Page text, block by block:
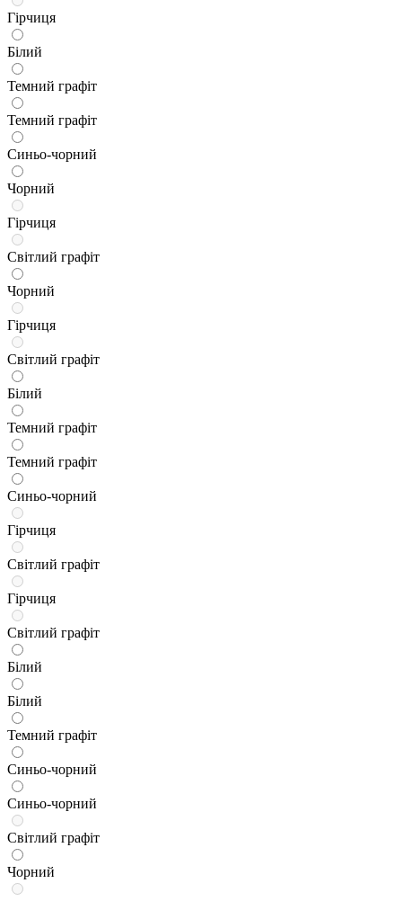
Гірчиця
Білий
Темний графіт
Темний графіт
Синьо-чорний
Чорний
Гірчиця
Світлий графіт
Чорний
Гірчиця
Світлий графіт
Білий
Темний графіт
Темний графіт
Синьо-чорний
Гірчиця
Світлий графіт
Гірчиця
Світлий графіт
Білий
Білий
Темний графіт
Синьо-чорний
Синьо-чорний
Світлий графіт
Чорний